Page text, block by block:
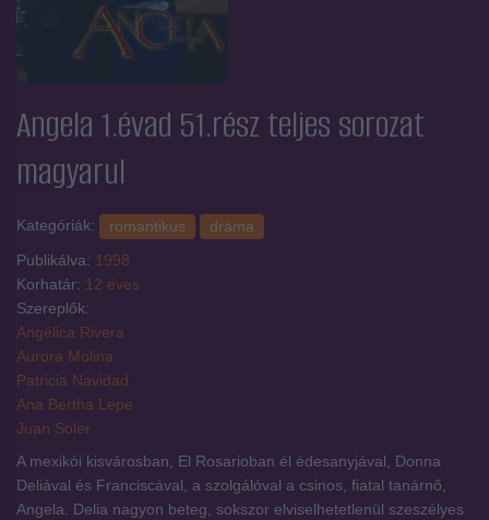
Angela 1.évad 51.rész teljes sorozat
magyarul
Kategóriák: romantikus
dráma
Publikálva: 1998
Korhatár: 12 éves
Szereplők:
Angélica Rivera
Aurora Molina
Patricia Navidad
Ana Bertha Lepe
Juan Soler
A mexikói kisvárosban, El Rosarioban él édesanyjával, Donna
Deliával és Franciscával, a szolgálóval a csinos, fiatal tanárnő,
Angela. Delia nagyon beteg, sokszor elviselhetetlenül szeszélyes